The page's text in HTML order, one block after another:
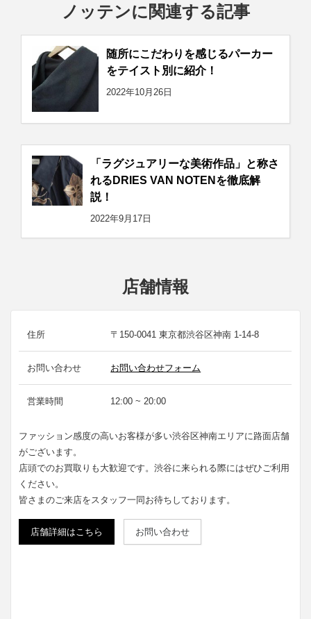
ノッテンに関連する記事
随所にこだわりを感じるパーカー
をテイスト別に紹介！
2022年10月26日
「ラグジュアリーな美術作品」と称さ
れるDRIES VAN NOTENを徹底解
説！
2022年9月17日
店舗情報
住所 〒150-0041 東京都渋谷区神南 1-14-8
お問い合わせ お問い合わせフォーム
営業時間 12:00 ~ 20:00
ファッション感度の高いお客様が多い渋谷区神南エリアに路面店舗
がございます。
店頭でのお買取りも大歓迎です。渋谷に来られる際にはぜひご利用
ください。
皆さまのご来店をスタッフ一同お待ちしております。
店舗詳細はこちら お問い合わせ